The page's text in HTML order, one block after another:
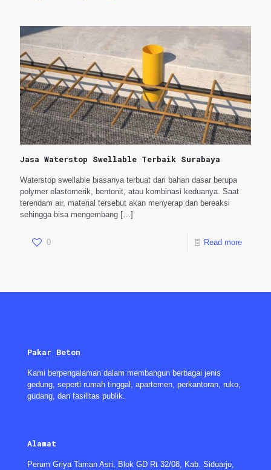
Jasa Waterstop Swellable Terbaik Surabaya
Waterstop swellable biasanya terbuat dari bahan dasar berupa
polymer elastomerik, bentonit, atau kombinasi keduanya. Saat
terendam air, material tersebut akan menyerap dan bereaksi
sehingga bisa mengembang […]
0 Read more
Pakar Beton
Kami berpengalaman dalam membangun berbagai jenis
gedung, seperti rumah tinggal, apartemen, perkantoran, ruko,
gudang, dan fasilitas publik.
Alamat
Perum Griya Taman Asri, Blok GD Rt 32/08, Kab. Sidoarjo,